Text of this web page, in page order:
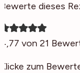
Bewerte dieses
4,77 von 21
Klicke zum